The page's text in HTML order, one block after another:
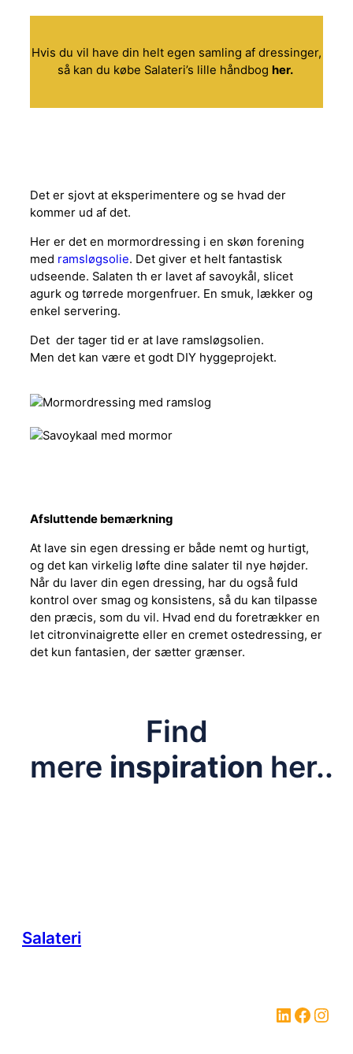
Hvis du vil have din helt egen samling af dressinger,
så kan du købe Salateri’s lille håndbog her.
Det er sjovt at eksperimentere og se hvad der
kommer ud af det.
Her er det en mormordressing i en skøn forening
med ramsløgsolie. Det giver et helt fantastisk
udseende. Salaten th er lavet af savoykål, slicet
agurk og tørrede morgenfruer. En smuk, lækker og
enkel servering.
Det der tager tid er at lave ramsløgsolien.
Men det kan være et godt DIY hyggeprojekt.
Afsluttende bemærkning
At lave sin egen dressing er både nemt og hurtigt,
og det kan virkelig løfte dine salater til nye højder.
Når du laver din egen dressing, har du også fuld
kontrol over smag og konsistens, så du kan tilpasse
den præcis, som du vil. Hvad end du foretrækker en
let citronvinaigrette eller en cremet ostedressing, er
det kun fantasien, der sætter grænser.
Find
mere inspiration her..
Salateri